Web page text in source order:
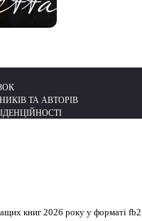
ТА АВТОРІВ
книг 2026 року у форматі